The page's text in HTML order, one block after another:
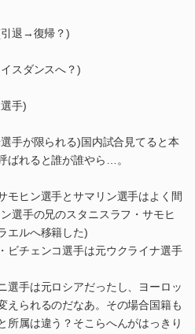
引退→復帰？)
スダンスへ？)
手)
手が限られる)国内試合見てると本
ばれると誰が誰やら…。
モヒン選手とサマリン選手はよく間
選手の兄のスタニスラフ・サモヒ
エルへ移籍した)
ビチェンコ選手は元ウクライナ選手
選手は元ロシアだったし、ヨーロッ
えられるのだなあ。その場合国籍も
所属は違う？そこらへんがはっきり